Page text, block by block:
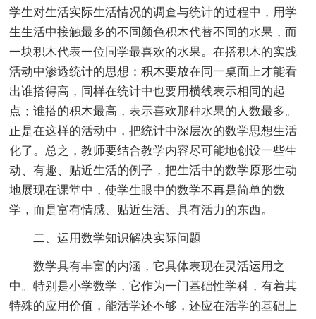
学生对生活实际生活情况的调查与统计的过程中，用学
生生活中接触最多的不同颜色积木代替不同的水果，而
一块积木代表一位同学最喜欢的水果。在搭积木的实践
活动中渗透统计的思想：积木要放在同一桌面上才能看
出谁搭得高，同样在统计中也要用横线表示相同的起
点；谁搭的积木最高，表示喜欢那种水果的人数最多。
正是在这样的活动中，把统计中深层次的数学思想生活
化了。总之，教师要结合教学内容尽可能地创设一些生
动、有趣、贴近生活的例子，把生活中的数学原形生动
地展现在课堂中，使学生眼中的数学不再是简单的数
学，而是富有情感、贴近生活、具有活力的东西。
二、运用数学知识解决实际问题
数学具有丰富的内涵，它具体表现在灵活运用之
中。特别是小学数学，它作为一门基础性学科，有着其
特殊的应用价值，能活学还不够，还应在活学的基础上